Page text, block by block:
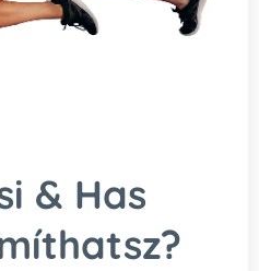
& Has